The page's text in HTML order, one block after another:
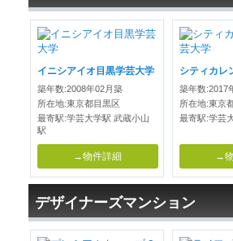
イニシアイオ目黒学芸大学
築年数:2008年02月築
所在地:東京都目黒区
最寄駅:学芸大学駅 武蔵小山
駅
→物件詳細
築年数:2017
所在地:東京
最寄駅:学芸
→
デザイナーズマンション